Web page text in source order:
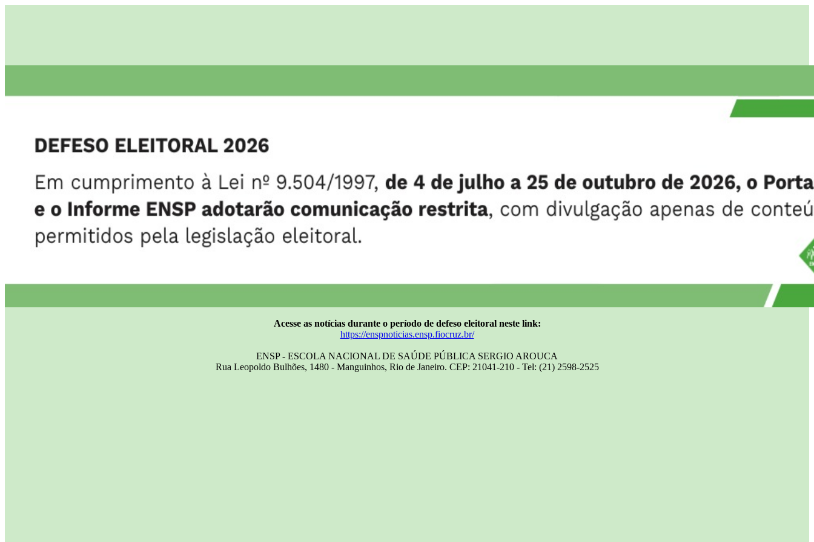
Acesse as notícias durante o período de defeso eleitoral neste link:
https://enspnoticias.ensp.fiocruz.br/
ENSP - ESCOLA NACIONAL DE SAÚDE PÚBLICA SERGIO AROUCA
Rua Leopoldo Bulhões, 1480 - Manguinhos, Rio de Janeiro. CEP: 21041-210 - Tel: (21) 2598-2525